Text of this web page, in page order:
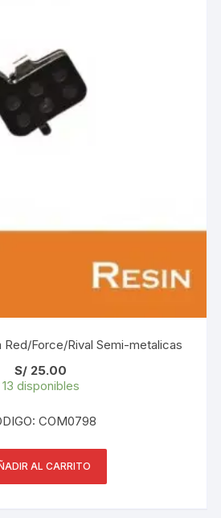
Red/Force/Rival Semi-metalicas
S/ 25.00
13 disponibles
COM0798
AL CARRITO